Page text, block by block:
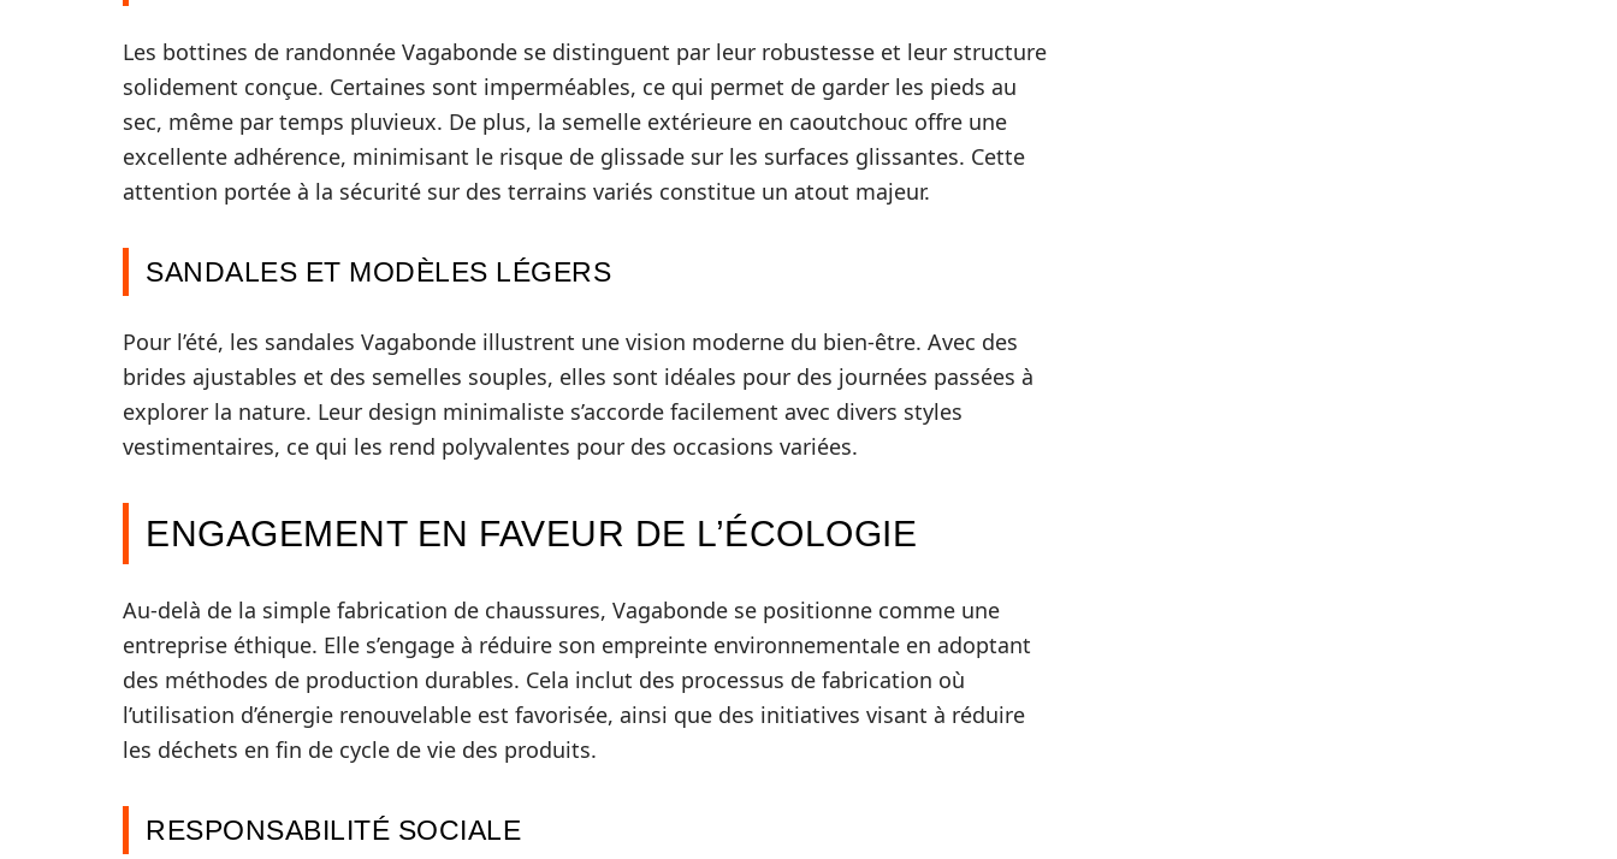
Les bottines de randonnée Vagabonde se distinguent par leur robustesse et leur structure
solidement conçue. Certaines sont imperméables, ce qui permet de garder les pieds au
sec, même par temps pluvieux. De plus, la semelle extérieure en caoutchouc offre une
excellente adhérence, minimisant le risque de glissade sur les surfaces glissantes. Cette
attention portée à la sécurité sur des terrains variés constitue un atout majeur.
SANDALES ET MODÈLES LÉGERS
Pour l’été, les sandales Vagabonde illustrent une vision moderne du bien-être. Avec des
brides ajustables et des semelles souples, elles sont idéales pour des journées passées à
explorer la nature. Leur design minimaliste s’accorde facilement avec divers styles
vestimentaires, ce qui les rend polyvalentes pour des occasions variées.
ENGAGEMENT EN FAVEUR DE L’ÉCOLOGIE
Au-delà de la simple fabrication de chaussures, Vagabonde se positionne comme une
entreprise éthique. Elle s’engage à réduire son empreinte environnementale en adoptant
des méthodes de production durables. Cela inclut des processus de fabrication où
l’utilisation d’énergie renouvelable est favorisée, ainsi que des initiatives visant à réduire
les déchets en fin de cycle de vie des produits.
RESPONSABILITÉ SOCIALE